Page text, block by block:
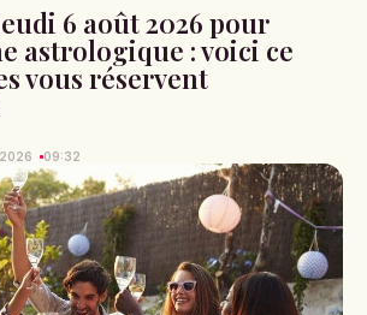
6 août 2026 pour
astrologique : voici ce
vous réservent
09:32